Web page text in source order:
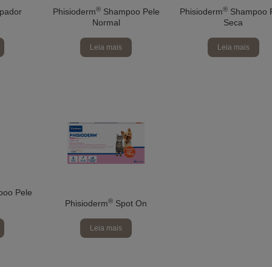
Phisioderm®Shampoo Pele
Normal
Leia mais
Phisioderm® Shampoo
Seca
Leia mais
Pele
Phisioderm® Spot On
Leia mais